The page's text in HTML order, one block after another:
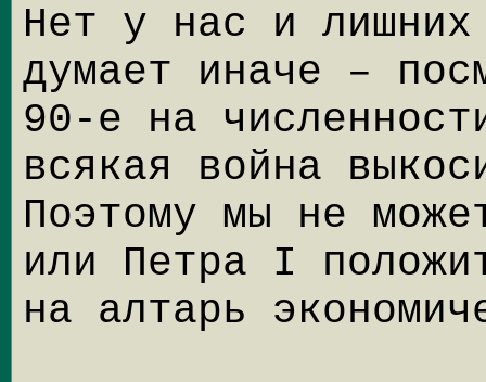
Нет у нас и
думает иначе –
90-е на
всякая война
Поэтому мы не
или Петра I
на алтарь